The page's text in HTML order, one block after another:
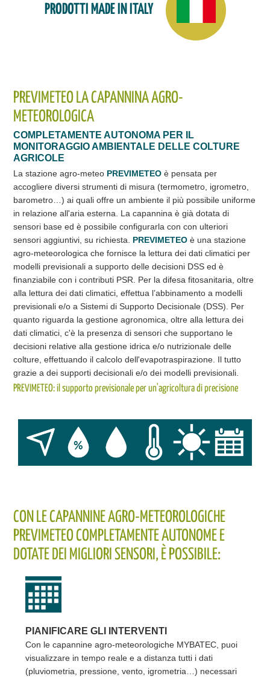
PRODOTTI MADE IN ITALY
PREVIMETEO LA CAPANNINA AGRO-
METEOROLOGICA
COMPLETAMENTE AUTONOMA PER IL
MONITORAGGIO AMBIENTALE DELLE COLTURE
AGRICOLE
La stazione agro-meteo PREVIMETEO è pensata per
accogliere diversi strumenti di misura (termometro, igrometro,
barometro…) ai quali offre un ambiente il più possibile uniforme
in relazione all'aria esterna. La capannina è già dotata di
sensori base ed è possibile configurarla con con ulteriori
sensori aggiuntivi, su richiesta. PREVIMETEO è una stazione
agro-meteorologica che fornisce la lettura dei dati climatici per
modelli previsionali a supporto delle decisioni DSS ed è
finanziabile con i contributi PSR. Per la difesa fitosanitaria, oltre
alla lettura dei dati climatici, effettua l’abbinamento a modelli
previsionali e/o a Sistemi di Supporto Decisionale (DSS). Per
quanto riguarda la gestione agronomica, oltre alla lettura dei
dati climatici, c'è la presenza di sensori che supportano le
decisioni relative alla gestione idrica e/o nutrizionale delle
colture, effettuando il calcolo dell'evapotraspirazione. Il tutto
grazie a dei supporti decisionali e/o dei modelli previsionali.
PREVIMETEO: il supporto previsionale per un'agricoltura di precisione
CON LE CAPANNINE AGRO-METEOROLOGICHE
PREVIMETEO COMPLETAMENTE AUTONOME E
DOTATE DEI MIGLIORI SENSORI, È POSSIBILE:
PIANIFICARE GLI INTERVENTI
Con le capannine agro-meteorologiche MYBATEC, puoi
visualizzare in tempo reale e a distanza tutti i dati
(pluviometria, pressione, vento, igrometria…) necessari